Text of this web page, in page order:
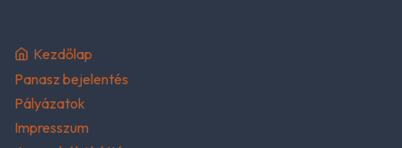
Kezdőlap
Panasz bejelentés
Pályázatok
Impresszum